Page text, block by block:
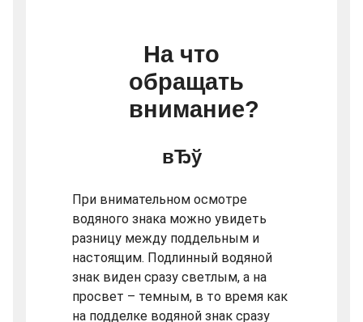
На что
обращать
внимание?
При внимательном осмотре
водяного знака можно увидеть
разницу между поддельным и
настоящим. Подлинный водяной
знак виден сразу светлым, а на
просвет – темным, в то время как
на подделке водяной знак сразу